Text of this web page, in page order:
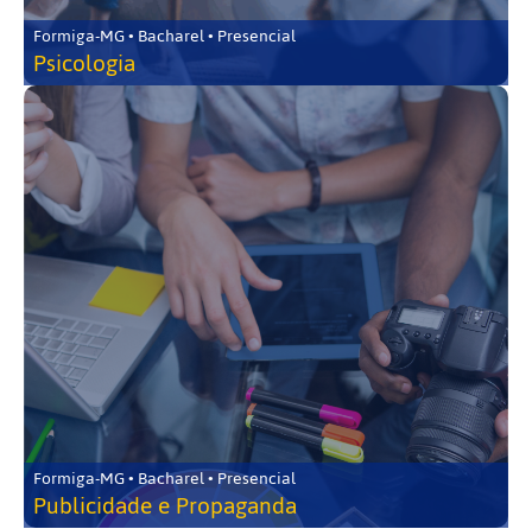
Formiga-MG • Bacharel • Presencial
Psicologia
Formiga-MG • Bacharel • Presencial
Publicidade e Propaganda